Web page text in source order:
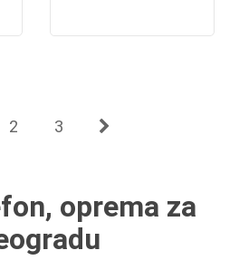
2 3
oprema za